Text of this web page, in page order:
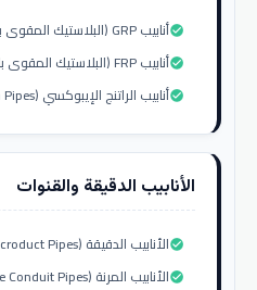
أنابيب GRP (البلاستيك المقوى بالألياف الزجاجية)check_circle
أنابيب FRP (البلاستيك المقوى بالألياف الزجاجية)check_circle
أنابيب الراتنج الإيبوكسي (Epoxy Resin Pipes)check_circle
الأنابيب الدقيقة والقنوات
الأنابيب الدقيقة (Microduct Pipes)check_circle
الأنابيب المرنة (Flexible Conduit Pipes)check_circle